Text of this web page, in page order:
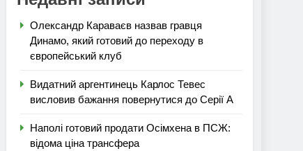
Олександр Караваєв назвав гравця
Динамо, який готовий до переходу в
європейський клуб
Видатний аргентинець Карлос Тевес
висловив бажання повернутися до Серії А
Наполі готовий продати Осімхена в ПСЖ:
відома ціна трансфера